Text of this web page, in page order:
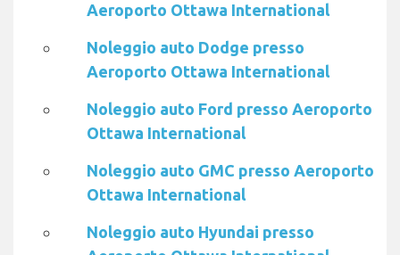
Aeroporto Ottawa International
Noleggio auto Dodge presso
Aeroporto Ottawa International
Noleggio auto Ford presso Aeroporto
Ottawa International
Noleggio auto GMC presso Aeroporto
Ottawa International
Noleggio auto Hyundai presso